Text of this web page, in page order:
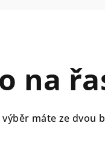
na
máte ze dvou